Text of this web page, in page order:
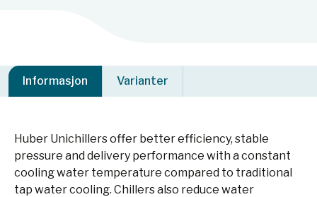
Informasjon Varianter
Huber Unichillers offer better efficiency, stable
pressure and delivery performance with a constant
cooling water temperature compared to traditional
tap water cooling. Chillers also reduce water